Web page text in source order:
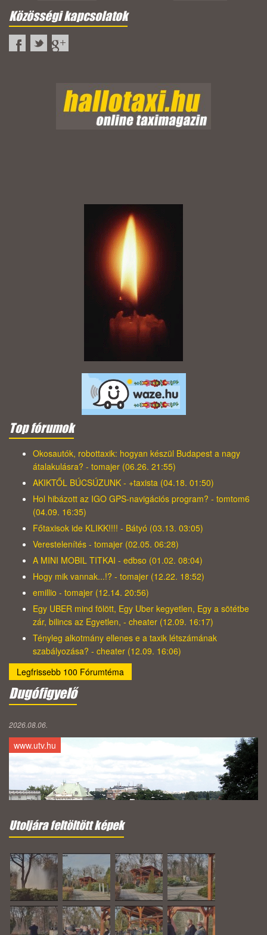
Közösségi kapcsolatok
Top fórumok
Okosautók, robottaxik: hogyan készül Budapest a nagy
átalakulásra? - tomajer (06.26. 21:55)
AKIKTŐL BÚCSÚZUNK - +taxista (04.18. 01:50)
Hol hibázott az IGO GPS-navigációs program? - tomtom6
(04.09. 16:35)
Főtaxisok ide KLIKK!!!! - Bátyó (03.13. 03:05)
Verestelenítés - tomajer (02.05. 06:28)
A MINI MOBIL TITKAI - edbso (01.02. 08:04)
Hogy mik vannak...!? - tomajer (12.22. 18:52)
emillio - tomajer (12.14. 20:56)
Egy UBER mind fölött, Egy Uber kegyetlen, Egy a sötétbe
zár, bilincs az Egyetlen, - cheater (12.09. 16:17)
Tényleg alkotmány ellenes e a taxik létszámának
szabályozása? - cheater (12.09. 16:06)
Legfrissebb 100 Fórumtéma
Dugófigyelő
2026.08.06.
www.utv.hu
Utoljára feltöltött képek